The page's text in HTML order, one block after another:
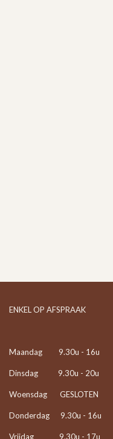
ENKEL OP AFSPRAAK
Maandag 9.30u - 16u
Dinsdag 9.30u - 20u
Woensdag GESLOTEN
Donderdag 9.30u - 16u
Vrijdag 9.30u - 17u